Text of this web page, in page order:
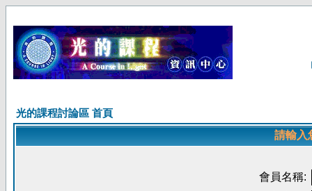
光的課程討論區 首頁
請輸入
會員名稱: